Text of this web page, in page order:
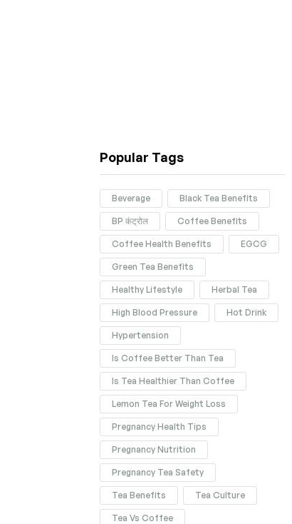
Popular Tags
Beverage Black Tea Benefits
BP कंट्रोल Coffee Benefits
Coffee Health Benefits EGCG
Green Tea Benefits
Healthy Lifestyle Herbal Tea
High Blood Pressure Hot Drink
Hypertension
Is Coffee Better Than Tea
Is Tea Healthier Than Coffee
Lemon Tea For Weight Loss
Pregnancy Health Tips
Pregnancy Nutrition
Pregnancy Tea Safety
Tea Benefits Tea Culture
Tea Vs Coffee